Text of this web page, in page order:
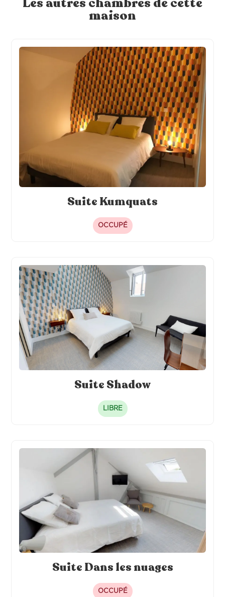
TV individuelle connectée
Cafetière individuelle
Literie hôtelière 120 x 200
Frigo individuel Alèse de lit
maison
Suite Kumquats
OCCUPÉ
Suite Shadow
LIBRE
Suite Dans les nuages
OCCUPÉ